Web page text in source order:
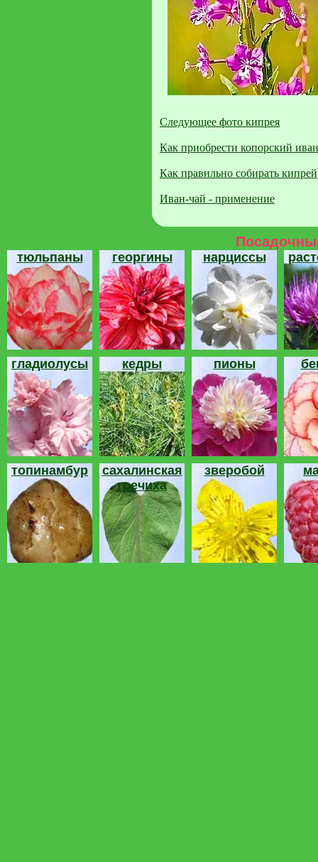
Следующее фото кипрея
Как приобрести копорский
Как правильно собирать кипрей
Иван-чай - применение
тюльпаны георгины нарциссы
гладиолусы кедры пионы
топинамбур
сахалинская
гречиха
зверобой